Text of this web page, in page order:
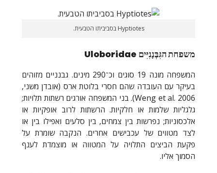
Hyptiotes בסביביתו הטבעית.
משפחת הגִּבְּנָנִיִּים Uloboridae
המשפחה מונה 19 סוגים וכ־290 מינים. גבנניים מזוהים
בעיקר עם העובדה שהם חסרי בלוטת ארס (אובדן משני,
Weng et al. 2006). בני המשפחה אורגים רשתות תלויות;
גלגליות שלמות או חלקיות. הרשתות לרוב אופקיות או
אלכסוניות; נפרשות בין צמחים, בין סלעים ואפילו בין או
לצד מטווים של עכבישים אחרים. הנקבה שומרת על
פקעת הביצים התלויה על המטווה או מוצמדת לענף
הסמוך אליו.